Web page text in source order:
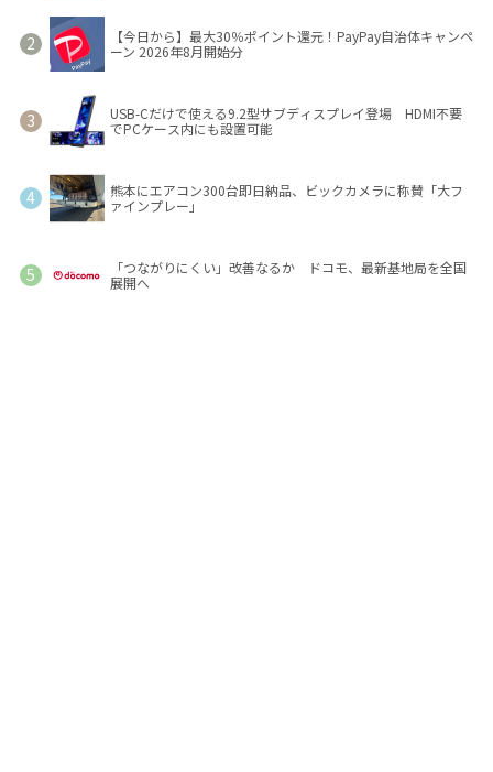
【今日から】最大30％ポイント還元！PayPay自治体キャンペ
ーン 2026年8月開始分
USB-Cだけで使える9.2型サブディスプレイ登場 HDMI不要
でPCケース内にも設置可能
熊本にエアコン300台即日納品、ビックカメラに称賛「大フ
ァインプレー」
「つながりにくい」改善なるか ドコモ、最新基地局を全国
展開へ